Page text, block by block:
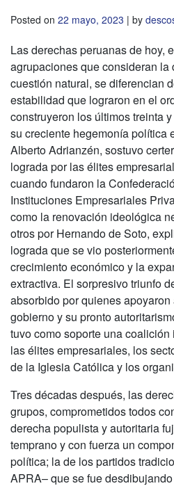
Posted on 22 mayo, 2023 | by
Las derechas peruanas de hoy,
agrupaciones que consideran
cuestión natural, se diferencian
estabilidad que lograron en el
construyeron los últimos treinta
su creciente hegemonía política
Alberto Adrianzén, sostuvo
lograda por las élites
cuando fundaron la
Instituciones Empresariales
como la renovación ideológica
otros por Hernando de Soto,
lograda que se vio
crecimiento económico y la
extractiva. El sorpresivo triunfo
absorbido por quienes
gobierno y su pronto
tuvo como soporte una coalición
las élites empresariales, los
de la Iglesia Católica y los
Tres décadas después, las
grupos, comprometidos todos
derecha populista y autoritaria
temprano y con fuerza un
política; la de los partidos
APRA– que se fue